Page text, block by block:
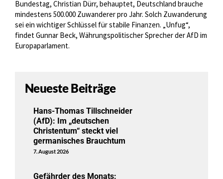
Bundestag, Christian Dürr, behauptet, Deutschland brauche
mindestens 500.000 Zuwanderer pro Jahr. Solch Zuwanderung
sei ein wichtiger Schlüssel für stabile Finanzen. „Unfug“,
findet Gunnar Beck, Währungspolitischer Sprecher der AfD im
Europaparlament.
Neueste Beiträge
Hans-Thomas Tillschneider
(AfD): Im „deutschen
Christentum“ steckt viel
germanisches Brauchtum
7. August 2026
Gefährder des Monats: